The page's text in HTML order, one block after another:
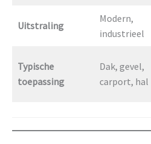
Uitstraling
Modern,
industrieel
Typische
toepassing
Dak, gevel,
carport, hal